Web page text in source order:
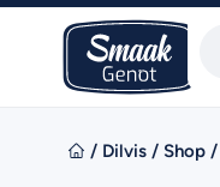
/ Dilvis / Shop /